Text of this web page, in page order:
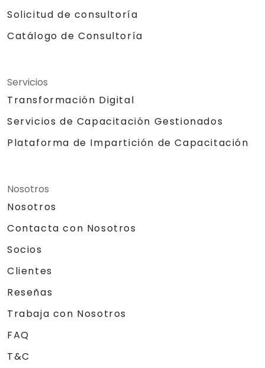
Solicitud de consultoría
Catálogo de Consultoría
Servicios
Transformación Digital
Servicios de Capacitación Gestionados
Plataforma de Impartición de Capacitación
Nosotros
Nosotros
Contacta con Nosotros
Socios
Clientes
Reseñas
Trabaja con Nosotros
FAQ
T&C